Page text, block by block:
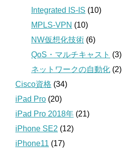
Integrated IS-IS (10)
MPLS-VPN (10)
NW仮想化技術 (6)
QoS・マルチキャスト (3)
ネットワークの自動化 (2)
Cisco資格 (34)
iPad Pro (20)
iPad Pro 2018年 (21)
iPhone SE2 (12)
iPhone11 (17)